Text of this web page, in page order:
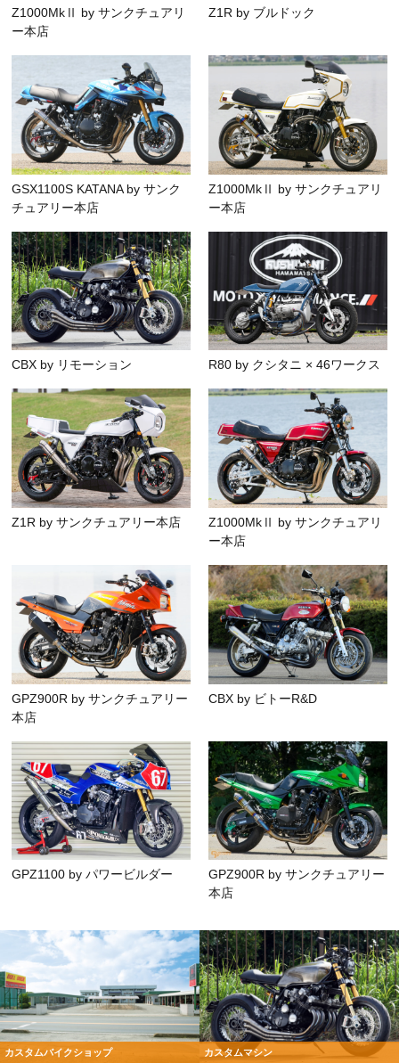
Z1000MkⅡ by サンクチュアリ
ー本店
Z1R by ブルドック
GSX1100S KATANA by サンク
チュアリー本店
Z1000MkⅡ by サンクチュアリ
ー本店
CBX by リモーション R80 by クシタニ × 46ワークス
Z1R by サンクチュアリー本店
Z1000MkⅡ by サンクチュアリ
ー本店
GPZ900R by サンクチュアリー
本店
CBX by ビトーR&D
GPZ1100 by パワービルダー
GPZ900R by サンクチュアリー
本店
カスタムバイクショップ カスタムマシン